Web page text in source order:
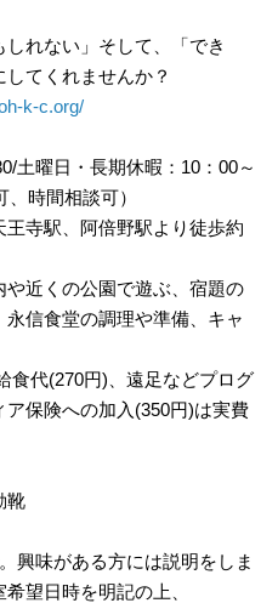
しれない」そして、「でき
てくれませんか？
k-c.org/
土曜日・長期休暇：10：00～
時間相談可）
王寺駅、阿倍野駅より徒歩約
や近くの公園で遊ぶ、宿題の
信食堂の調理や準備、キャ
食代(270円)、遠足などプログ
保険への加入(350円)は実費
靴
興味がある方には説明をしま
望日時を明記の上、